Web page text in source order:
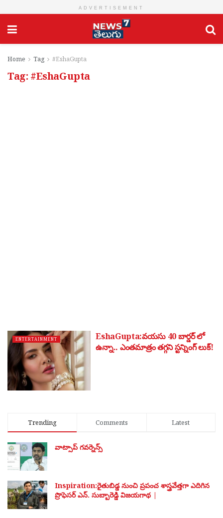
ADVERTISEMENT
Home Tag #EshaGupta
Tag: #EshaGupta
ENTERTAINMENT
EshaGupta:వ‌య‌సు 40 బార్డ‌ర్ లో
ఉన్నా.. ఎంత‌మాత్రం త‌గ్గ‌ని స్ట‌న్నింగ్ లుక్!
Trending Comments Latest
వాట్సాప్ గవర్నెన్స్
Inspiration:రైతుబిడ్డ నుంచి ప్రపంచ శాస్త్రవేత్తగా ఎదిగిన
ప్రొఫెసర్ ఎన్. సుబ్బారెడ్డి విజయగాథ |